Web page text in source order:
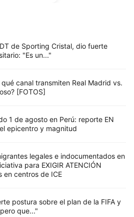
de Sporting Cristal, dio fuerte
"Es un..."
canal transmiten Real Madrid vs.
[FOTOS]
1 de agosto en Perú: reporte EN
epicentro y magnitud
legales e indocumentados en
para EXIGIR ATENCIÓN
en centros de ICE
postura sobre el plan de la FIFA y
que..."